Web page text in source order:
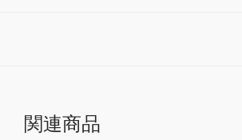
関連商品